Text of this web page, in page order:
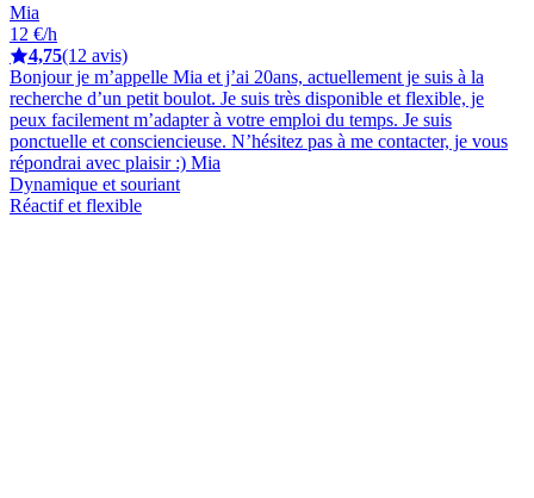
Mia
12 €/h
4,75(12 avis)
Bonjour je m’appelle Mia et j’ai 20ans, actuellement je suis à la
recherche d’un petit boulot. Je suis très disponible et flexible, je
peux facilement m’adapter à votre emploi du temps. Je suis
ponctuelle et consciencieuse. N’hésitez pas à me contacter, je vous
répondrai avec plaisir :) Mia
Dynamique et souriant
Réactif et flexible